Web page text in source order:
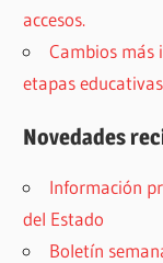
accesos.
Cambios más
etapas
Novedades
Información
del Estado
Boletín